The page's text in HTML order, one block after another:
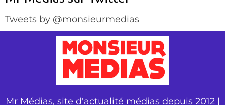
Tweets by @monsieurmedias
Mr Médias, site d'actualité médias depuis 2012 |